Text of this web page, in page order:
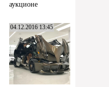
аукционе
04.12.2016 13:45